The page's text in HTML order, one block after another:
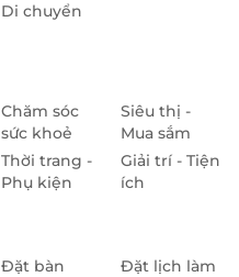
Di chuyển
Chăm sóc
sức khoẻ
Thời trang -
Phụ kiện
Siêu thị -
Mua sắm
Giải trí - Tiện
ích
Đặt bàn
Đặt lịch làm